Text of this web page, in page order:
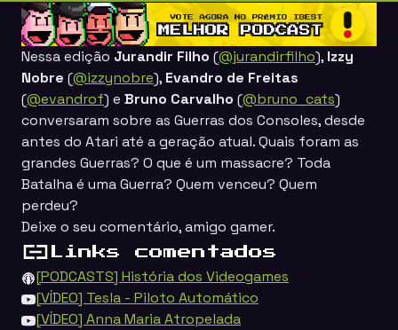
Nessa edição Jurandir Filho (@jurandirfilho), Izzy
Nobre (@izzynobre), Evandro de Freitas
(@evandrof) e Bruno Carvalho (@bruno_cats)
conversaram sobre as Guerras dos Consoles, desde
antes do Atari até a geração atual. Quais foram as
grandes Guerras? O que é um massacre? Toda
Batalha é uma Guerra? Quem venceu? Quem
perdeu?
Deixe o seu comentário, amigo gamer.
Links comentados
[PODCASTS] História dos Videogames
[VÍDEO] Tesla - Piloto Automático
[VÍDEO] Anna Maria Atropelada